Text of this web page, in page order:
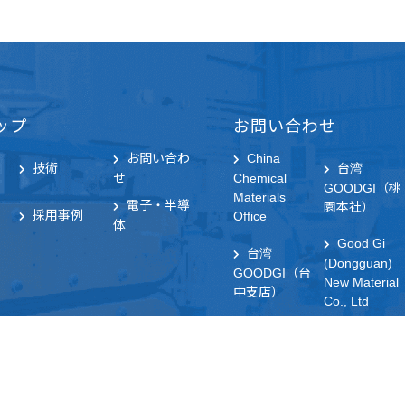
プ
技術
お問い合わ
せ
採用事例
電子・半導
体
お問い合わせ
China
Chemical
Materials
Office
台湾
GOODGI（桃
園本社）
台湾
GOODGI（台
中支店）
Good Gi
(Dongguan)
New Material
Co., Ltd